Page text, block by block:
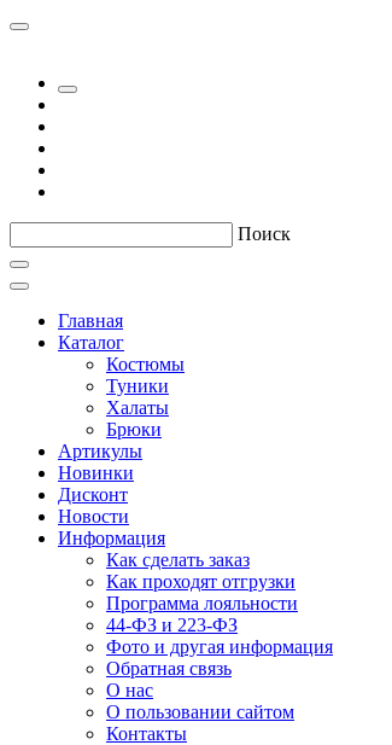
Поиск
Главная
Каталог
Костюмы
Туники
Халаты
Брюки
Артикулы
Новинки
Дисконт
Новости
Информация
Как сделать заказ
Как проходят отгрузки
Программа лояльности
44-ФЗ и 223-ФЗ
Фото и другая информация
Обратная связь
О нас
О пользовании сайтом
Контакты